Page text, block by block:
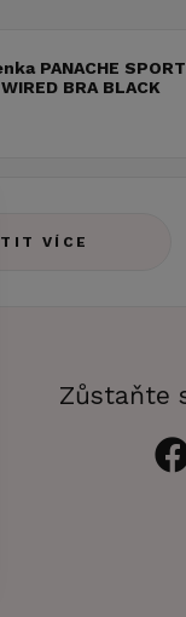
PANACHE
BRA BLACK
VÍCE
Zůstaňte